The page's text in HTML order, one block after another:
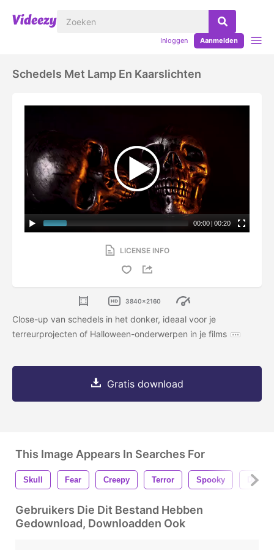
Inloggen Aanmelden
Schedels Met Lamp En Kaarslichten
00:00 | 00:20
LICENSE INFO
3840x2160
Close-up van schedels in het donker, ideaal voor je
terreurprojecten of Halloween-onderwerpen in je films
Gratis download
This Image Appears In Searches For
Skull Fear Creepy Terror Spooky Dark
Gebruikers Die Dit Bestand Hebben
Gedownload, Downloadden Ook